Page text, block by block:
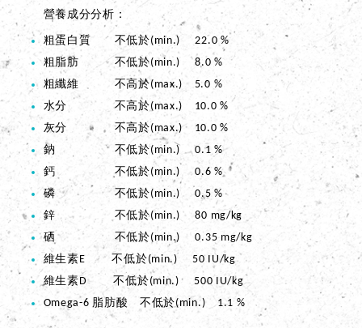
營養成分分析
粗蛋白質 不低於(min.) 22.0 %
粗脂肪 不低於(min.) 8.0 %
粗纖維 不高於(max.) 5.0 %
水分 不高於(max.) 10.0 %
灰分 不高於(max.) 10.0 %
鈉 不低於(min.) 0.1 %
鈣 不低於(min.) 0.6 %
磷 不低於(min.) 0.5 %
鋅 不低於(min.) 80 mg/kg
硒 不低於(min.) 0.35 mg/kg
維生素E 不低於(min.) 50 IU/kg
維生素D 不低於(min.) 500 IU/kg
Omega-6 脂肪酸 不低於(min.) 1.1 %